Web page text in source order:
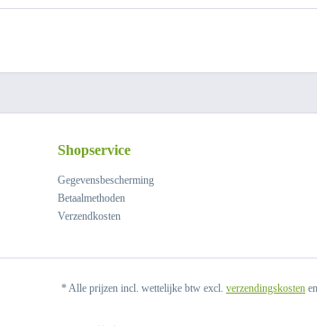
Shopservice
Gegevensbescherming
Betaalmethoden
Verzendkosten
* Alle prijzen incl. wettelijke btw excl. verzendingskosten